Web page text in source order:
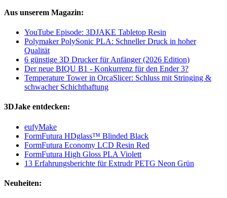
Aus unserem Magazin:
YouTube Episode: 3DJAKE Tabletop Resin
Polymaker PolySonic PLA: Schneller Druck in hoher
Qualität
6 günstige 3D Drucker für Anfänger (2026 Edition)
Der neue BIQU B1 - Konkurrenz für den Ender 3?
Temperature Tower in OrcaSlicer: Schluss mit Stringing &
schwacher Schichthaftung
3DJake entdecken:
eufyMake
FormFutura HDglass™ Blinded Black
FormFutura Economy LCD Resin Red
FormFutura High Gloss PLA Violett
13 Erfahrungsberichte für Extrudr PETG Neon Grün
Neuheiten: